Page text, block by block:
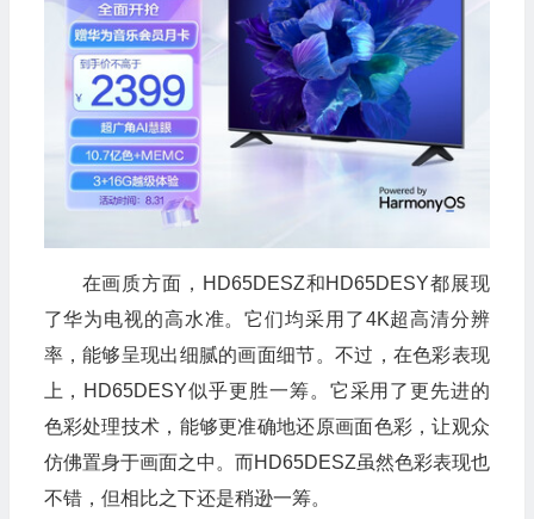
在画质方面，HD65DESZ和HD65DESY都展现
了华为电视的高水准。它们均采用了4K超高清分辨
率，能够呈现出细腻的画面细节。不过，在色彩表现
上，HD65DESY似乎更胜一筹。它采用了更先进的
色彩处理技术，能够更准确地还原画面色彩，让观众
仿佛置身于画面之中。而HD65DESZ虽然色彩表现也
不错，但相比之下还是稍逊一筹。